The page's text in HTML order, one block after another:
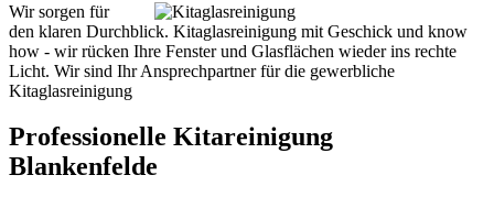
Wir sorgen für
den klaren Durchblick. Kitaglasreinigung mit Geschick und know
how - wir rücken Ihre Fenster und Glasflächen wieder ins rechte
Licht. Wir sind Ihr Ansprechpartner für die gewerbliche
Kitaglasreinigung
Professionelle Kitareinigung
Blankenfelde